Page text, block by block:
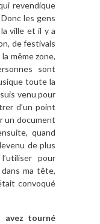
revendique
les gens
ville et il y a
de festivals
même zone,
sont
toute la
venu pour
d’un point
un document
quand
de plus
pour
ma tête,
convoqué
avez tourné